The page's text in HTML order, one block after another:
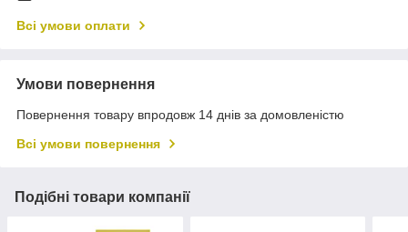
Всі умови оплати
Умови повернення
Повернення товару впродовж 14 днів за домовленістю
Всі умови повернення
Подібні товари компанії